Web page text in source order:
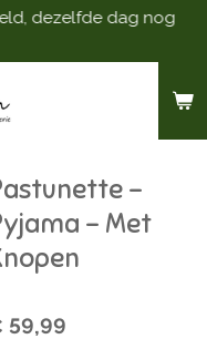
dezelfde dag nog
-
- Met
59,99